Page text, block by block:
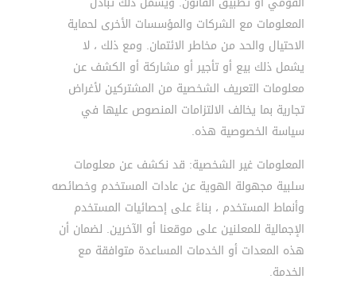
المعلومات مع الشركات والمؤسسات الأخرى لحماية
الاحتيال والحد من مخاطر الائتمان. ومع ذلك ، لا
يشمل ذلك بيع أو تأجير أو مشاركة أو الكشف عن
معلومات التعريف الشخصية من المشتركين لأغراض
تجارية بما يخالف الالتزامات المنصوص عليها في
سياسة الخصوصية هذه.
المعلومات غير الشخصية: قد نكشف عن معلومات
سلبية مجهولة الهوية عن عادات المستخدم وخصائصه
وأنماط المستخدم ، بناءً على إحصائيات المستخدم
الإجمالية للمعلنين على موقعنا أو الآخرين. لضمان أن
هذه المعدات أو الخدمات المساعدة متوافقة مع
الخدمة.